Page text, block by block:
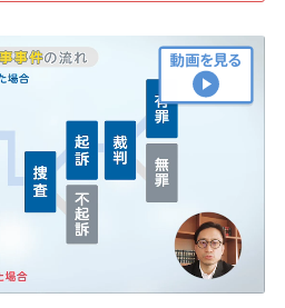
方はこちら
たい方